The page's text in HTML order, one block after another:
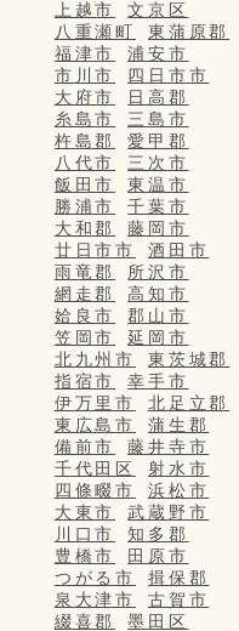
上越市
文京区
八重瀬町
東蒲原郡
福津市
浦安市
市川市
四日市市
大府市
日高郡
糸島市
三島市
杵島郡
愛甲郡
八代市
三次市
飯田市
東温市
勝浦市
千葉市
大和郡
藤岡市
廿日市市
酒田市
雨竜郡
所沢市
網走郡
高知市
姶良市
郡山市
笠岡市
延岡市
北九州市
東茨城郡
指宿市
幸手市
伊万里市
北足立郡
東広島市
蒲生郡
備前市
藤井寺市
千代田区
射水市
四條畷市
浜松市
大東市
武蔵野市
川口市
知多郡
豊橋市
田原市
つがる市
揖保郡
泉大津市
古賀市
綴喜郡
墨田区